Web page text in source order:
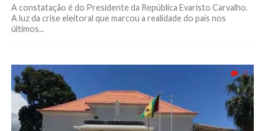
A constatação é do Presidente da República Evaristo Carvalho.
A luz da crise eleitoral que marcou a realidade do país nos
últimos...
13